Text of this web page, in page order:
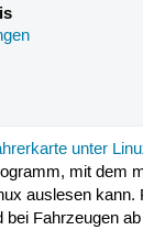
unter
mit dem
auslesen kann.
bei Fahrzeugen